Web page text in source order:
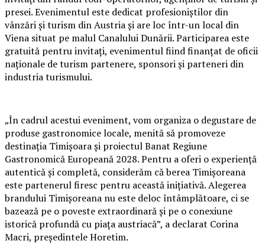
presei. Evenimentul este dedicat profesioniștilor din
vânzări și turism din Austria și are loc într-un local din
Viena situat pe malul Canalului Dunării. Participarea este
gratuită pentru invitați, evenimentul fiind finanțat de oficii
naționale de turism partenere, sponsori și parteneri din
industria turismului.
„În cadrul acestui eveniment, vom organiza o degustare de
produse gastronomice locale, menită să promoveze
destinația Timișoara și proiectul Banat Regiune
Gastronomică Europeană 2028. Pentru a oferi o experiență
autentică și completă, considerăm că berea Timișoreana
este partenerul firesc pentru această inițiativă. Alegerea
brandului Timișoreana nu este deloc întâmplătoare, ci se
bazează pe o poveste extraordinară și pe o conexiune
istorică profundă cu piața austriacă”, a declarat Corina
Macri, președintele Horetim.